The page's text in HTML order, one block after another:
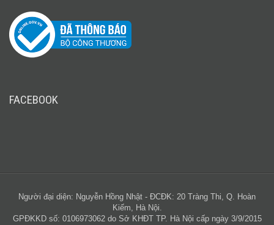
FACEBOOK
Người đại diện: Nguyễn Hồng Nhật - ĐCĐK: 20 Tràng Thi, Q. Hoàn
Kiếm, Hà Nội.
GPĐKKD số: 0106973062 do Sở KHĐT TP. Hà Nội cấp ngày 3/9/2015